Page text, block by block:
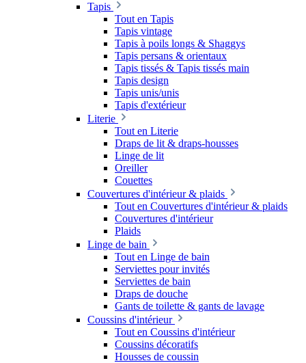
Tapis
Tout en Tapis
Tapis vintage
Tapis à poils longs & Shaggys
Tapis persans & orientaux
Tapis tissés & Tapis tissés main
Tapis design
Tapis unis/unis
Tapis d'extérieur
Literie
Tout en Literie
Draps de lit & draps-housses
Linge de lit
Oreiller
Couettes
Couvertures d'intérieur & plaids
Tout en Couvertures d'intérieur & plaids
Couvertures d'intérieur
Plaids
Linge de bain
Tout en Linge de bain
Serviettes pour invités
Serviettes de bain
Draps de douche
Gants de toilette & gants de lavage
Coussins d'intérieur
Tout en Coussins d'intérieur
Coussins décoratifs
Housses de coussin